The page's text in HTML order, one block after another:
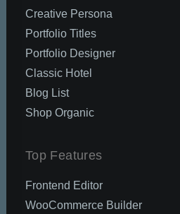
Creative Persona
Portfolio Titles
Portfolio Designer
Classic Hotel
Blog List
Shop Organic
Top Features
Frontend Editor
WooCommerce Builder